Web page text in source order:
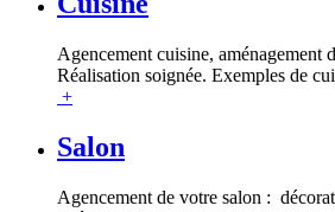
Agencement cuisine, aménagement
Réalisation soignée. Exemples de
+
Salon
Agencement de votre salon :